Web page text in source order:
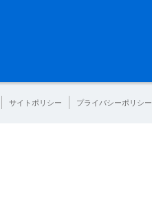
サイトポリシー プライバシーポリシー